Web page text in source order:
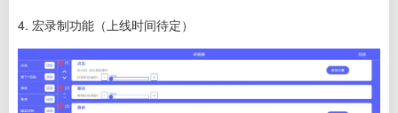
4. 宏录制功能（上线时间待定）